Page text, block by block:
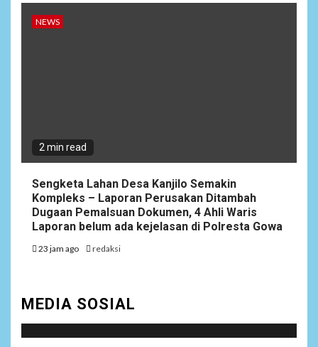
NEWS
2 min read
Sengketa Lahan Desa Kanjilo Semakin
Kompleks – Laporan Perusakan Ditambah
Dugaan Pemalsuan Dokumen, 4 Ahli Waris
Laporan belum ada kejelasan di Polresta Gowa
23 jam ago redaksi
MEDIA SOSIAL